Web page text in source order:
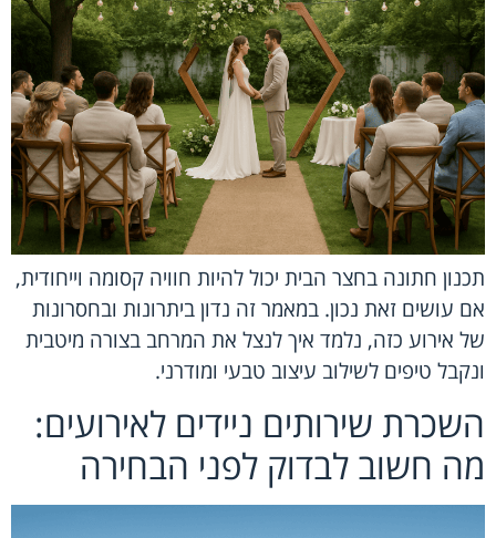
תכנון חתונה בחצר הבית יכול להיות חוויה קסומה וייחודית,
אם עושים זאת נכון. במאמר זה נדון ביתרונות ובחסרונות
של אירוע כזה, נלמד איך לנצל את המרחב בצורה מיטבית
ונקבל טיפים לשילוב עיצוב טבעי ומודרני.
השכרת שירותים ניידים לאירועים:
מה חשוב לבדוק לפני הבחירה